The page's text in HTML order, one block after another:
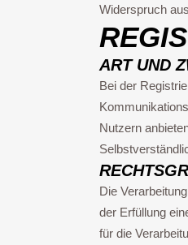
Widerspruch
ART UND
Bei der
Nutzern
Die
der Erfüllung
für die